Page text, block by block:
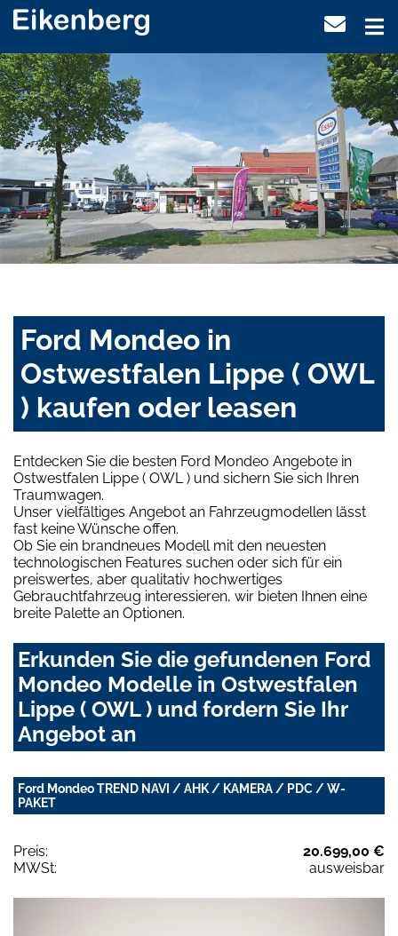
Ford Mondeo in
Ostwestfalen Lippe ( OWL
) kaufen oder leasen
Entdecken Sie die besten Ford Mondeo Angebote in
Ostwestfalen Lippe ( OWL ) und sichern Sie sich Ihren
Traumwagen.
Unser vielfältiges Angebot an Fahrzeugmodellen lässt
fast keine Wünsche offen.
Ob Sie ein brandneues Modell mit den neuesten
technologischen Features suchen oder sich für ein
preiswertes, aber qualitativ hochwertiges
Gebrauchtfahrzeug interessieren, wir bieten Ihnen eine
breite Palette an Optionen.
Erkunden Sie die gefundenen Ford
Mondeo Modelle in Ostwestfalen
Lippe ( OWL ) und fordern Sie Ihr
Angebot an
Ford Mondeo TREND NAVI / AHK / KAMERA / PDC / W-
PAKET
Preis:
20.699,00 €
MWSt:
ausweisbar